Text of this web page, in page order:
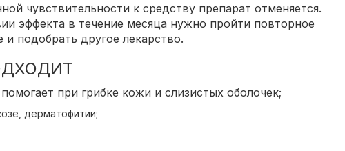
чувствительности к средству препарат отменяется.
эффекта в течение месяца нужно пройти повторное
и подобрать другое лекарство.
при грибке кожи и слизистых оболочек;
дерматофитии;